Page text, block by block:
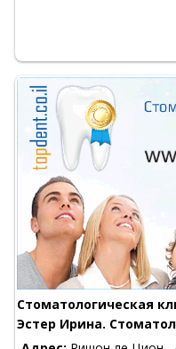
Стоматологическая
Эстер Ирина.